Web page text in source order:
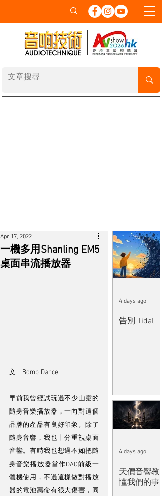
一機多用Shanling EM5
桌面串流播放器
Apr 17, 2022
文｜Bomb Dance
早前我曾經試玩過不少山靈的
隨身音樂播放器，一向對這個
品牌的產品有良好印象。除了
隨身音響，我也十分重視桌面
音響。有時我也想過不如把隨
身音樂播放器當作DAC前級一
體機使用，不過這樣做對播放
器的電池壽命有很大傷害，同
告別 Tidal
4 days ago
天價音響教
懂我們的事
4 days ago